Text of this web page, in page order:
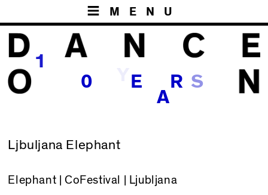
MENU
1
0 E
A
R S
Ljbuljana Elephant
Elephant | CoFestival | Ljubljana